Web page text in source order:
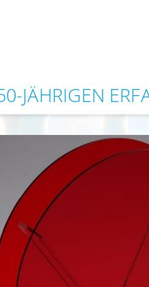
JÄHRIGEN